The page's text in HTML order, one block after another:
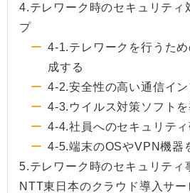
4.テレワーク時のセキュリティ
プ
4-1.テレワークを行うた
成する
4-2.安全性の高い通信イ
4-3.ウイルス対策ソフト
4-4.社員へのセキュリティ
4-5.端末のOSやVPN機器
5.テレワーク時のセキュリティ
NTT東日本のクラウド導入サ